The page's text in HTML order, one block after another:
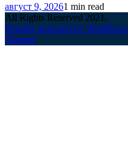
август 9, 20261 min read
All Rights Reserved 2021.
Proudly powered by WordPress
Themes.